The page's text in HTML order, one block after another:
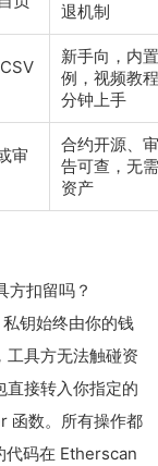
退机制
新手向，内
例，视频教
分钟上手
审
合约开源、
告可查，无
资产
方扣留吗？
钥始终由你的钱
工具方无法触碰资
直接转入你指定的
函数。所有操作都
代码在 Etherscan